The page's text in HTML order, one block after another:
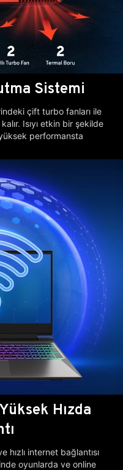
Sistemi
çift turbo fanları ile
Isıyı etkin bir şekilde
performansta
Hızda
hızlı internet bağlantısı
oyunlarda ve online